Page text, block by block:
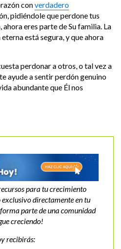
converdadero
pidiéndole que perdone tus
eres parte de Su familia. La
está segura, y que ahora
perdonar a otros, o tal vez a
ayude a sentir perdón genuino
abundante que Él nos
para tu crecimiento
directamente en tu
parte de una comunidad
creciendo!
recibirás: